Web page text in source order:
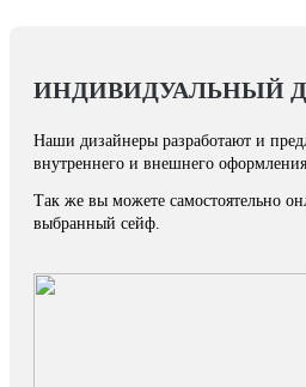
ИНДИВИДУАЛЬНЫЙ
Наши дизайнеры разработают и
внутреннего и внешнего
Так же вы можете самостоятельно
выбранный сейф.